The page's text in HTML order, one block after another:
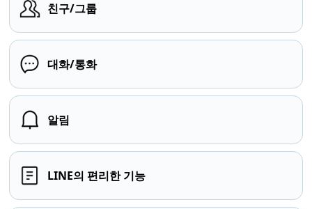
친구/그룹
대화/통화
알림
LINE의 편리한 기능